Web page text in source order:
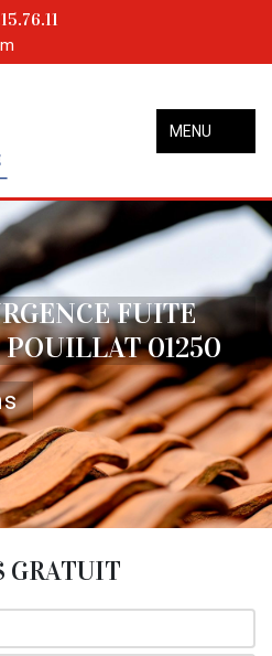
MENU
FUITE
01250
GRATUIT